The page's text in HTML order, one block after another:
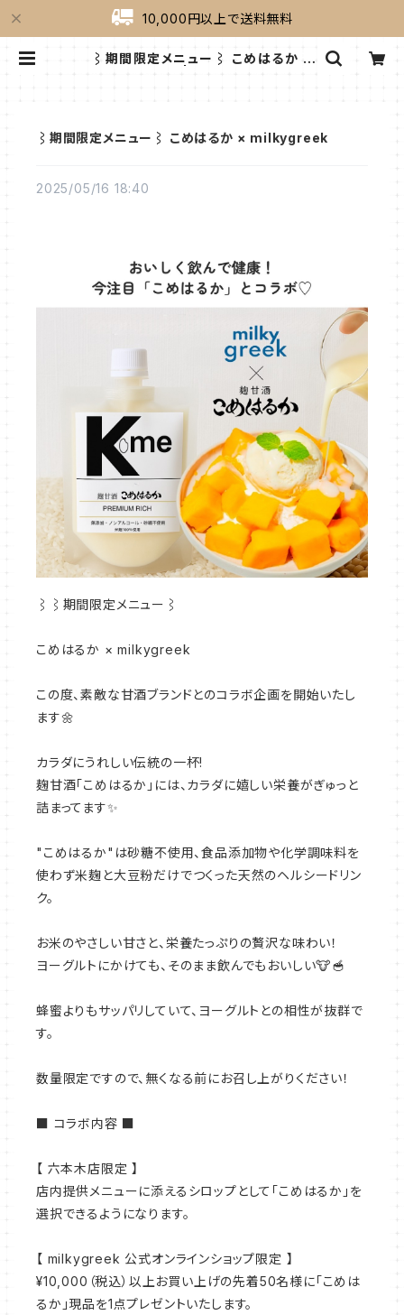
10,000円以上で送料無料
⌇期間限定メニュー⌇ こめはるか ×
⌇期間限定メニュー⌇ こめはるか × milkygreek
2025/05/16 18:40
⌇⌇期間限定メニュー⌇
こめはるか × milkygreek
この度、素敵な甘酒ブランドとのコラボ企画を開始いたし
ます🌼
カラダにうれしい伝統の一杯!
麹甘酒「こめはるか」には、カラダに嬉しい栄養がぎゅっと
詰まってます✨
"こめはるか"は砂糖不使用、食品添加物や化学調味料を
使わず米麹と大豆粉だけでつくった天然のヘルシードリン
ク。
お米のやさしい甘さと、栄養たっぷりの贅沢な味わい！
ヨーグルトにかけても、そのまま飲んでもおいしい🐮🥣
蜂蜜よりもサッパリしていて、ヨーグルトとの相性が抜群で
す。
数量限定ですので、無くなる前にお召し上がりください！
■ コラボ内容 ■
【 六本木店限定 】
店内提供メニューに添えるシロップとして「こめはるか」を
選択できるようになります。
【 milkygreek 公式オンラインショップ限定 】
¥10,000（税込）以上お買い上げの先着50名様に「こめは
るか」現品を1点プレゼントいたします。